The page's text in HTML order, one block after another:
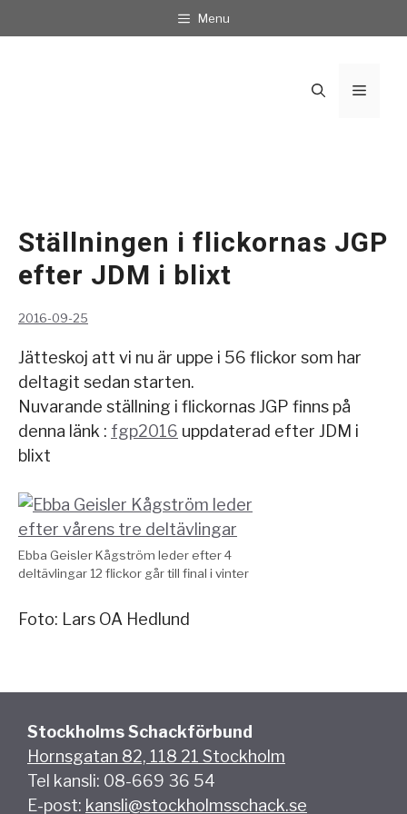
till
Menu
Meny
Ställningen i flickornas JGP
efter JDM i blixt
2016-09-25
Jätteskoj att vi nu är uppe i 56 flickor som har
deltagit sedan starten.
Nuvarande ställning i flickornas JGP finns på
denna länk : fgp2016 uppdaterad efter JDM i
blixt
Ebba Geisler Kågström leder efter 4
deltävlingar 12 flickor går till final i vinter
Foto: Lars OA Hedlund
Stockholms Schackförbund
Hornsgatan 82, 118 21 Stockholm
Tel kansli: 08-669 36 54
E-post: kansli@stockholmsschack.se